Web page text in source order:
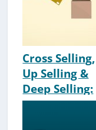
Cross Selling,
Up Selling &
Deep Selling:
Betekenis &